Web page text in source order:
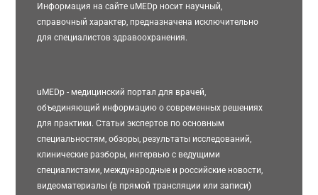
Информация на сайте uMEDp носит научный,
справочный характер, предназначена исключительно
для специалистов здравоохранения.
uMEDp - медицинский портал для врачей,
объединяющий информацию о современных решениях
для практики. Статьи экспертов по основным
специальностям, обзоры, результаты исследований,
клинические разборы, интервью с ведущими
специалистами, международные и российские новости,
видеоматериалы (в прямой трансляции или записи)